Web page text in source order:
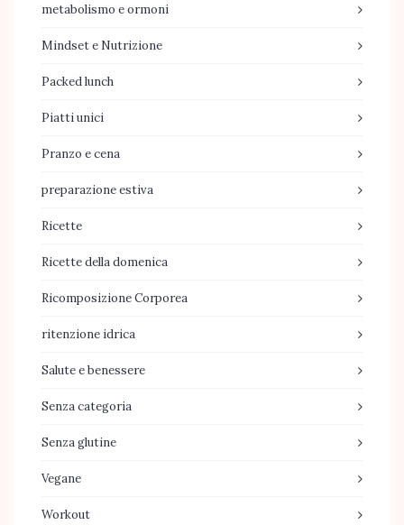
metabolismo e ormoni
Mindset e Nutrizione
Packed lunch
Piatti unici
Pranzo e cena
preparazione estiva
Ricette
Ricette della domenica
Ricomposizione Corporea
ritenzione idrica
Salute e benessere
Senza categoria
Senza glutine
Vegane
Workout